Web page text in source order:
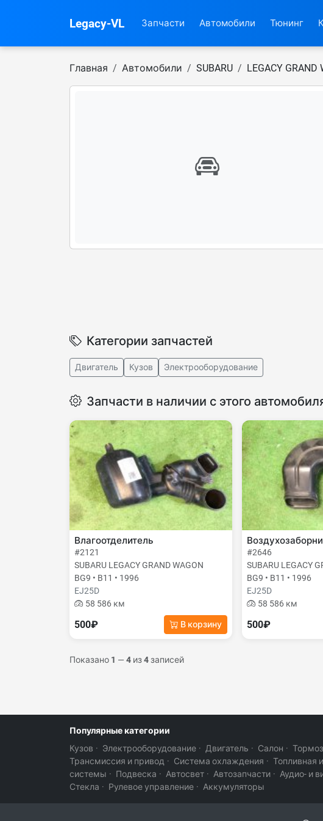
Legacy-VL Запчасти Автомобили Тюнинг
Главная Автомобили SUBARU LEGACY GRAND
Категории запчастей
Двигатель Кузов Электрооборудование
Запчасти в наличии с этого
Влагоотделитель
#2121
SUBARU LEGACY GRAND WAGON
BG9 • B11 • 1996
EJ25D
58 586 км
500₽ В корзину
#2646
SUBARU LEGACY
BG9 • B11 • 1996
EJ25D
58 586 км
500₽
Показано 1 — 4 из4записей
Популярные категории
Кузов · Электрооборудование · Двигатель · Салон ·
Трансмиссия и привод · Система охлаждения · Топливная
системы · Подвеска · Автосвет · Автозапчасти · Аудио- и
Стекла · Рулевое управление · Аккумуляторы